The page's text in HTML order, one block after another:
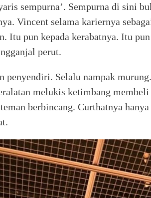
sempurna’. Sempurna di sini
Vincent selama kariernya
Itu pun kepada kerabatnya. Itu
perut.
penyendiri. Selalu nampak
melukis ketimbang
berbincang. Curthatnya